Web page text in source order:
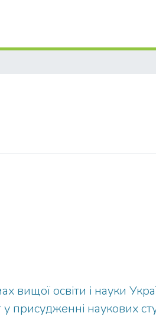
вищої освіти і науки
присудженні наукових